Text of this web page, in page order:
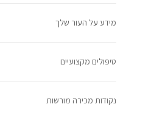
מידע על העור שלך
טיפולים מקצועיים
נקודות מכירה מורשות